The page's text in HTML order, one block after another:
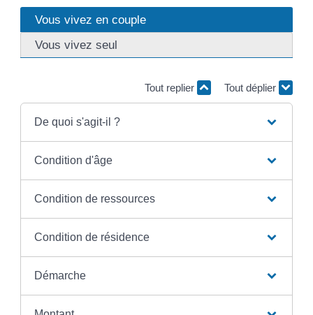
Vous vivez en couple
Vous vivez seul
Tout replier Tout déplier
De quoi s'agit-il ?
Condition d'âge
Condition de ressources
Condition de résidence
Démarche